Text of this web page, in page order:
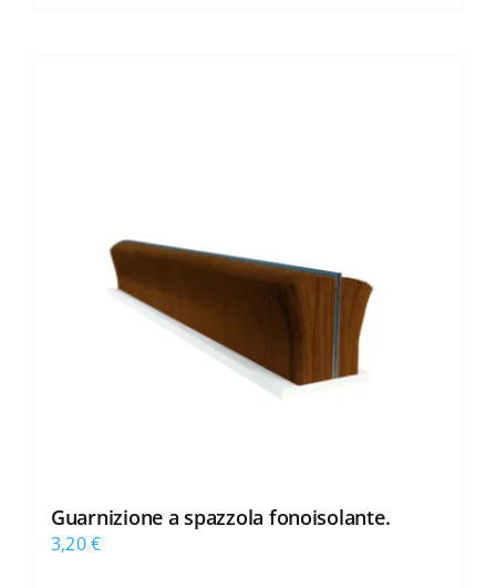
Guarnizione a spazzola fonoisolante.
3,20€